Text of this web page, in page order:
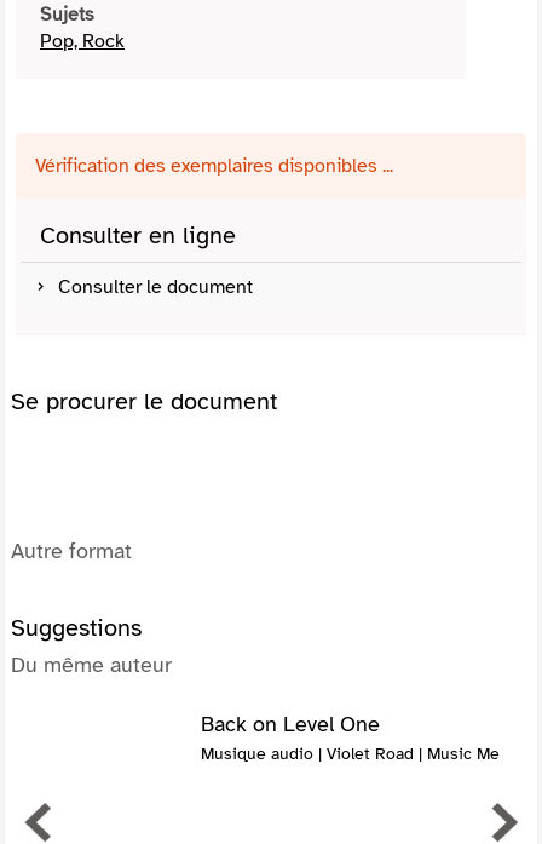
Sujets
Pop, Rock
Vérification des exemplaires disponibles ...
Consulter en ligne
Consulter le document
Se procurer le document
Autre format
Suggestions
Du même auteur
Back on Level One
Musique audio | Violet Road | Music Me